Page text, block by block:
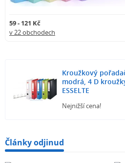
59 - 121 Kč
v 22 obchodech
Kroužkový
modrá, 4 D
ESSELTE
Nejnižší cena!
Články odjinud